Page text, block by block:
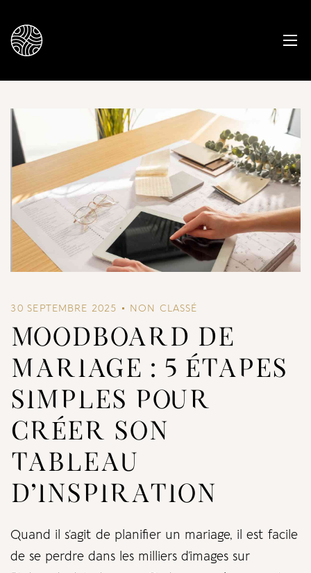
30 SEPTEMBRE 2025 NON CLASSÉ
MOODBOARD DE
MARIAGE : 5 ÉTAPES
SIMPLES POUR
CRÉER SON
TABLEAU
D’INSPIRATION
Quand il s’agit de planifier un mariage, il est facile
de se perdre dans les milliers d’images sur